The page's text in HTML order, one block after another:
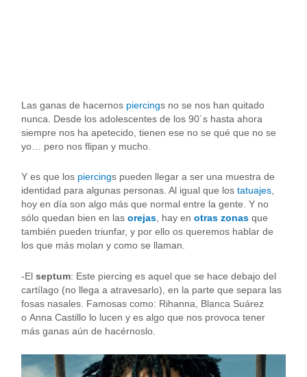
Las ganas de hacernos piercings no se nos han quitado
nunca. Desde los adolescentes de los 90´s hasta ahora
siempre nos ha apetecido, tienen ese no se qué que no se
yo… pero nos flipan y mucho.
Y es que los piercings pueden llegar a ser una muestra de
identidad para algunas personas. Al igual que lostatuajes
hoy en día son algo más que normal entre la gente. Y no
sólo quedan bien en lasorejas , hay enotras zonasque
también pueden triunfar, y por ello os queremos hablar de
los que más molan y como se llaman.
-Elseptum: Este piercing es aquel que se hace debajo del
cartílago (no llega a atravesarlo), en la parte que separa las
fosas nasales. Famosas como: Rihanna, Blanca Suárez
o Anna Castillo lo lucen y es algo que nos provoca tener
más ganas aún de hacérnoslo.